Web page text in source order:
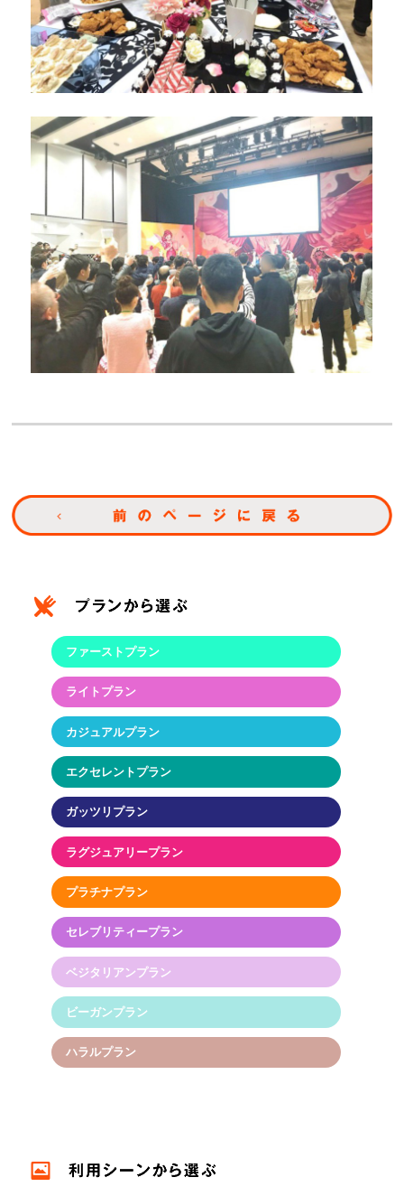
ファーストプラン
ライトプラン
カジュアルプラン
エクセレントプラン
ガッツリプラン
ラグジュアリープラン
プラチナプラン
セレブリティープラン
ベジタリアンプラン
ビーガンプラン
ハラルプラン